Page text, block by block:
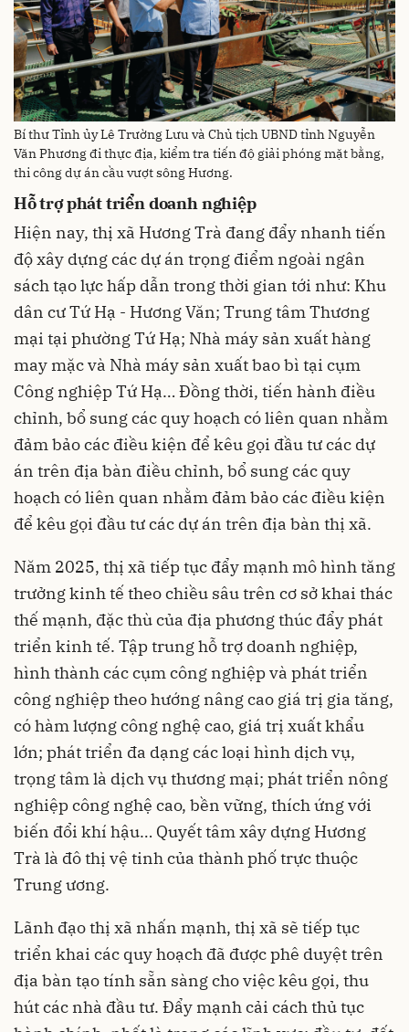
Bí thư Tỉnh ủy Lê Trường Lưu và Chủ tịch UBND tỉnh Nguyễn
Văn Phương đi thực địa, kiểm tra tiến độ giải phóng mặt bằng,
thi công dự án cầu vượt sông Hương.
Hỗ trợ phát triển doanh nghiệp
Hiện nay, thị xã Hương Trà đang đẩy nhanh tiến
độ xây dựng các dự án trọng điểm ngoài ngân
sách tạo lực hấp dẫn trong thời gian tới như: Khu
dân cư Tứ Hạ - Hương Văn; Trung tâm Thương
mại tại phường Tứ Hạ; Nhà máy sản xuất hàng
may mặc và Nhà máy sản xuất bao bì tại cụm
Công nghiệp Tứ Hạ… Đồng thời, tiến hành điều
chỉnh, bổ sung các quy hoạch có liên quan nhằm
đảm bảo các điều kiện để kêu gọi đầu tư các dự
án trên địa bàn điều chỉnh, bổ sung các quy
hoạch có liên quan nhằm đảm bảo các điều kiện
để kêu gọi đầu tư các dự án trên địa bàn thị xã.
Năm 2025, thị xã tiếp tục đẩy mạnh mô hình tăng
trưởng kinh tế theo chiều sâu trên cơ sở khai thác
thế mạnh, đặc thù của địa phương thúc đẩy phát
triển kinh tế. Tập trung hỗ trợ doanh nghiệp,
hình thành các cụm công nghiệp và phát triển
công nghiệp theo hướng nâng cao giá trị gia tăng,
có hàm lượng công nghệ cao, giá trị xuất khẩu
lớn; phát triển đa dạng các loại hình dịch vụ,
trọng tâm là dịch vụ thương mại; phát triển nông
nghiệp công nghệ cao, bền vững, thích ứng với
biến đổi khí hậu… Quyết tâm xây dựng Hương
Trà là đô thị vệ tinh của thành phố trực thuộc
Trung ương.
Lãnh đạo thị xã nhấn mạnh, thị xã sẽ tiếp tục
triển khai các quy hoạch đã được phê duyệt trên
địa bàn tạo tính sẵn sàng cho việc kêu gọi, thu
hút các nhà đầu tư. Đẩy mạnh cải cách thủ tục